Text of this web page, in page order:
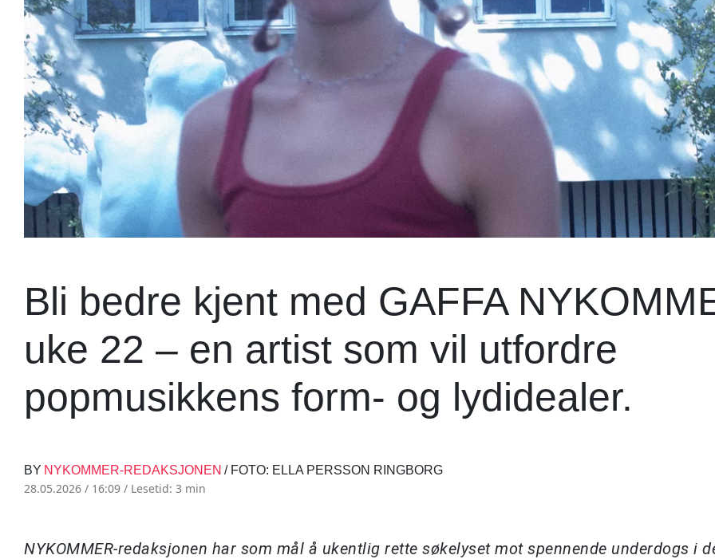
Bli bedre kjent med GAFFA
uke 22 – en artist som vil utfordre
popmusikkens form- og lydidealer.
BY NYKOMMER-REDAKSJONEN / FOTO: ELLA PERSSON RINGBORG
28.05.2026 / 16:09 / Lesetid: 3 min
NYKOMMER-redaksjonen har som mål å ukentlig rette søkelyset mot spennende underdogs i